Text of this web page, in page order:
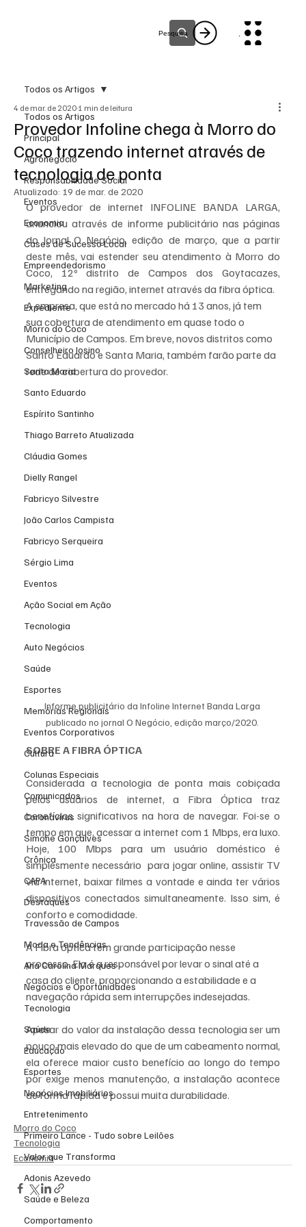
Pesquisa Menu
Todos os Artigos
Principal
Agronegócio
Responsabilidade Social
Eventos
Economia
Cases de Sucesso Local
Empreendedorismo
Marketing
Expediente
Morro do Coco
Conselheiro Josino
Santa Maria
Santo Eduardo
Espírito Santinho
Thiago Barreto Atualizada
Cláudia Gomes
Dielly Rangel
Fabricyo Silvestre
João Carlos Campista
Fabricyo Serqueira
Sérgio Lima
Eventos
Ação Social em Ação
Tecnologia
Auto Negócios
Saúde
Esportes
Memórias Regionais
Eventos Corporativos
Cultura
Colunas Especiais
Comunicados
Coronavírus
Simone Gonçalves
Crônica
CAPA
Destaques
Travessão de Campos
Moda e Tendências
Ana Carolina Marques
Negócios e Oportunidades
Tecnologia
Saúde
Educação
Esportes
Negócios Imobiliários
Entretenimento
Primeiro Lance - Tudo sobre Leilões
Valor que Transforma
Adonis Azevedo
Saúde e Beleza
Comportamento
Todos os Artigos
Provedor Infoline chega à Morro do
Coco trazendo internet através de
tecnologia de ponta
4 de mar. de 2020 1 min de leitura
Atualizado: 19 de mar. de 2020
O provedor de internet INFOLINE BANDA LARGA,
anunciou através de informe publicitário nas páginas
do Jornal O Negócio, edição de março, que a partir
deste mês, vai estender seu atendimento à Morro do
Coco, 12º distrito de Campos dos Goytacazes,
entregando na região, internet através da fibra óptica.
A empresa, que está no mercado há 13 anos, já tem
sua cobertura de atendimento em quase todo o
Município de Campos. Em breve, novos distritos como
Santo Eduardo e Santa Maria, também farão parte da
rede de cobertura do provedor.
Informe publicitário da Infoline Internet Banda Larga
publicado no jornal O Negócio, edição março/2020.
SOBRE A FIBRA ÓPTICA
Considerada a tecnologia de ponta mais cobiçada
pelos usuários de internet, a Fibra Óptica traz
benefícios significativos na hora de navegar. Foi-se o
tempo em que, acessar a internet com 1 Mbps, era luxo.
Hoje, 100 Mbps para um usuário doméstico é
simplesmente necessário  para jogar online, assistir TV
via internet, baixar filmes a vontade e ainda ter vários
dispositivos conectados simultaneamente. Isso sim, é
conforto e comodidade.
A Fibra óptica tem grande participação nesse
processo. Ela é a responsável por levar o sinal até a
casa do cliente, proporcionando a estabilidade e a
navegação rápida sem interrupções indesejadas.
Apesar do valor da instalação dessa tecnologia ser um
pouco mais elevado do que de um cabeamento normal,
ela oferece maior custo benefício ao longo do tempo
por exige menos manutenção, a instalação acontece
de forma rápida e possui muita durabilidade.
Morro do Coco
Tecnologia
Economia